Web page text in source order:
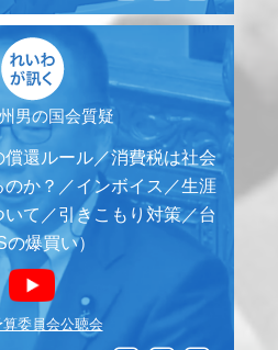
男の国会質疑
還ルール／消費税は社会
か？／インボイス／生涯
て／引きこもり対策／台
爆買い）
委員会公聴会